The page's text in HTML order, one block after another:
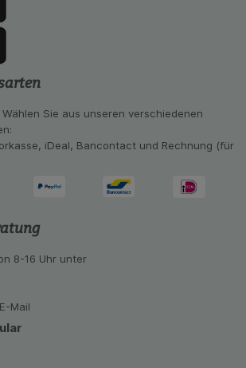
unser Partnerprogramm zu
die Art und Weise der Nutzung
sammeln, mit deren Hilfe wir
Website aber auch die
möglichst relevant für Sie
beachten Sie, dass Daten
an Dritte wie z.B. Google oder
übertragen werden.
Sie aus unseren verschiedenen
iDeal, Bancontact und Rechnung (für
8-16 Uhr unter
Mail